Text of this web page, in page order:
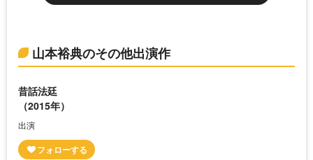
山本裕典のその他出演作
昔話法廷
（2015年）
出演